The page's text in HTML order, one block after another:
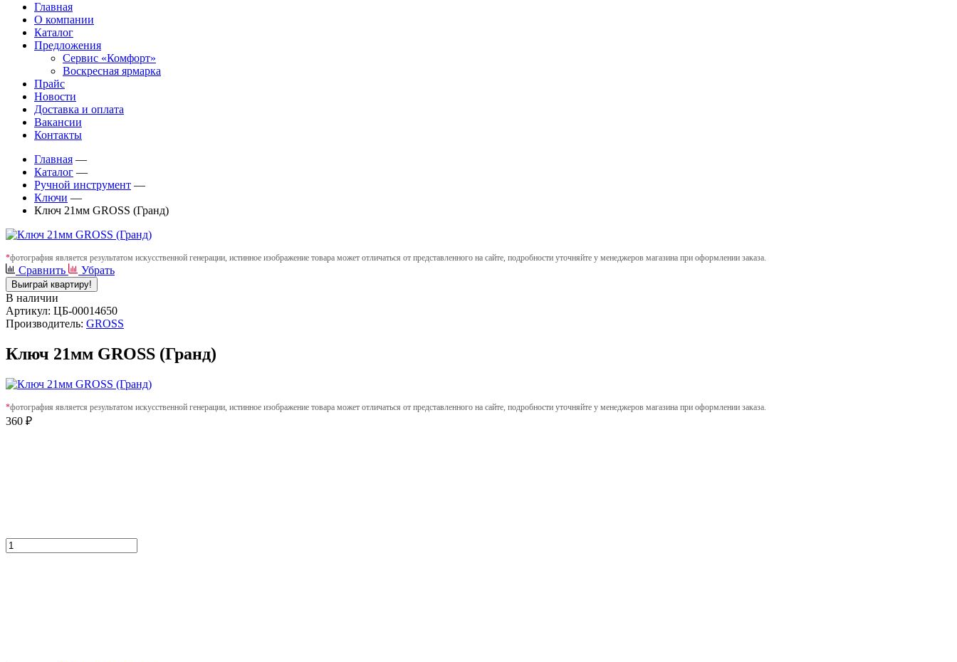
Главная
О компании
Каталог
Предложения
Сервис «Комфорт»
Воскресная ярмарка
Прайс
Новости
Доставка и оплата
Вакансии
Контакты
Главная —
Каталог —
Ручной инструмент —
Ключи —
Ключ 21мм GROSS (Гранд)
*фотография является результатом искусственной генерации, истинное изображение товара может отличаться от представленного на сайте, подробности уточняйте у менеджеров магазина при оформлении заказа.
Сравнить Убрать
Выиграй квартиру!
В наличии
Артикул: ЦБ-00014650
Производитель: GROSS
Ключ 21мм GROSS (Гранд)
*фотография является результатом искусственной генерации, истинное изображение товара может отличаться от представленного на сайте, подробности уточняйте у менеджеров магазина при оформлении заказа.
360 ₽